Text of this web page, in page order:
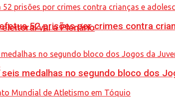
vai a Plenário
52 prisões por crimes contra
medalhas no segundo bloco dos